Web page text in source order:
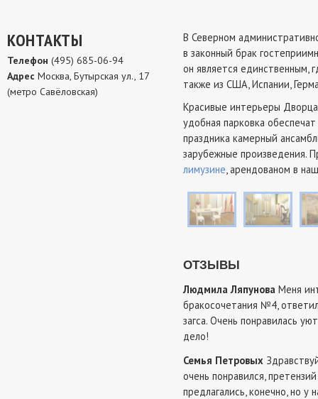
КОНТАКТЫ
Телефон (495) 685-06-94
Адрес Москва, Бутырская ул., 17
(метро Савёловская)
В Северном
в законный брак
он является единственным,
также из США, Испании,
Красивые интерьеры
удобная парковка
праздника камерный
зарубежные произведения.
лимузине, арендованом в
ОТЗЫВЫ
Людмила Ляпунова Меня
бракосочетания №4,
загса. Очень понравилась
дело!
Семья Петровых
очень понравился,
предлагались, конечно, но у